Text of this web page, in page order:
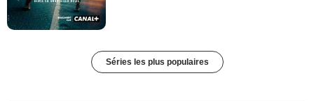
Séries les plus populaires